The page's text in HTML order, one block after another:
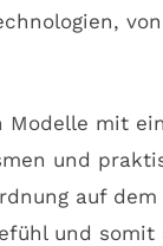
mit
und
auf
und